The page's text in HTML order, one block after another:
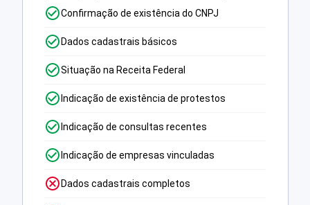
Confirmação de existência do CNPJ
Dados cadastrais básicos
Situação na Receita Federal
Indicação de existência de protestos
Indicação de consultas recentes
Indicação de empresas vinculadas
Dados cadastrais completos